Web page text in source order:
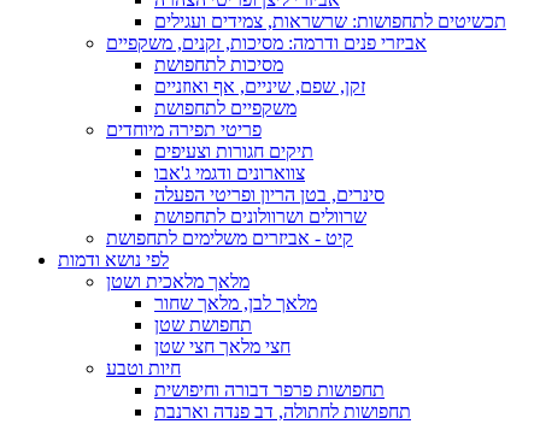
תכשיטים לתחפושות: שרשראות, צמידים ועגילים
אביזרי פנים ודרמה: מסיכות, זקנים, משקפיים
מסיכות לתחפושת
זקן, שפם, שיניים, אף ואוזניים
משקפיים לתחפושת
פריטי תפירה מיוחדים
תיקים חגורות וצעיפים
צווארונים ודגמי ג'אבו
סינרים, בטן הריון ופריטי הפעלה
שרוולים ושרוולונים לתחפושת
קיט - אביזרים משלימים לתחפושת
לפי נושא ודמות
מלאך מלאכית ושטן
מלאך לבן, מלאך שחור
תחפושת שטן
חצי מלאך חצי שטן
חיות וטבע
תחפושות פרפר דבורה וחיפושית
תחפושות לחתולה, דב פנדה וארנבת